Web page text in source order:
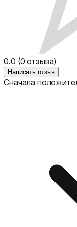
0.0 (0 отзыва)
Написать отзыв
Сначала